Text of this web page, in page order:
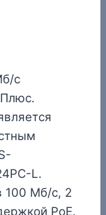
с
L.
100 Мб/с, 2
PoE.